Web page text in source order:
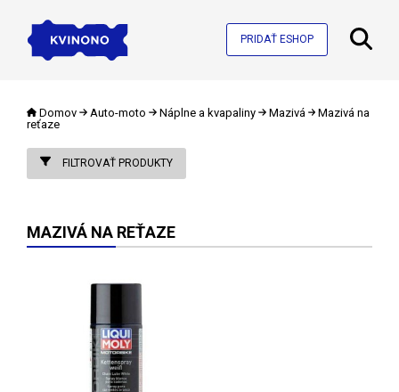
PRIDAŤ ESHOP
Domov Auto-moto Náplne a kvapaliny Mazivá
Mazivá na
reťaze
FILTROVAŤ PRODUKTY
MAZIVÁ NA REŤAZE